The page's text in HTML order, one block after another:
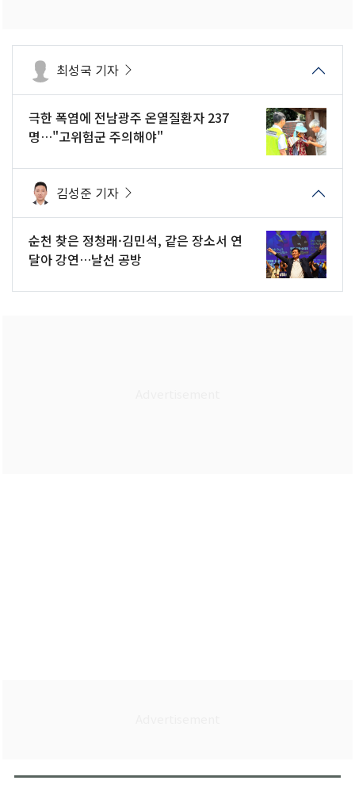
최성국 기자
극한 폭염에 전남광주 온열질환자 237
명…"고위험군 주의해야"
김성준 기자
순천 찾은 정청래·김민석, 같은 장소서 연
달아 강연…날선 공방